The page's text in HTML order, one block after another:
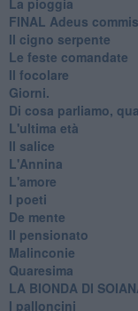
FINAL Adeus
Il cigno serpente
Le feste comandate
Il focolare
Giorni.
Di cosa parliamo,
L'ultima età
Il salice
L'Annina
L'amore
I poeti
De mente
Il pensionato
Malinconie
Quaresima
LA BIONDA DI
I palloncini